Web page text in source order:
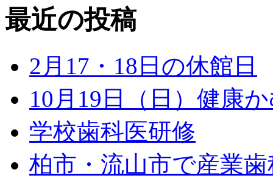
最近の投稿
2月17・18日の休館日
10月19日（日）健康
学校歯科医研修
柏市・流山市で産業